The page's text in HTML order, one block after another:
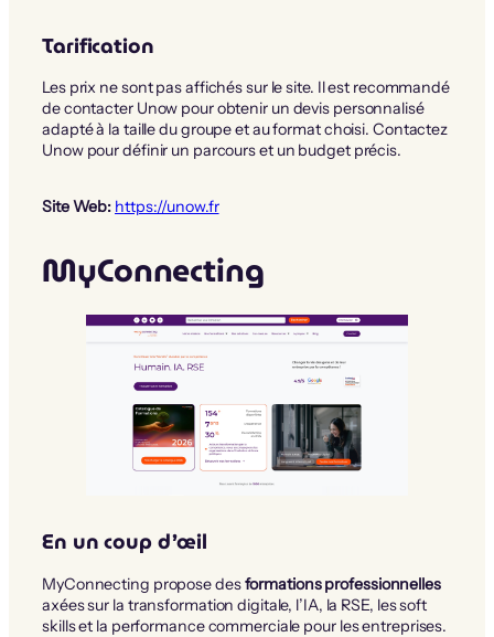
Tarification
Les prix ne sont pas affichés sur le site. Il est recommandé
de contacter Unow pour obtenir un devis personnalisé
adapté à la taille du groupe et au format choisi. Contactez
Unow pour définir un parcours et un budget précis.
Site Web: https://unow.fr
MyConnecting
En un coup d’œil
MyConnecting propose desformations professionnelles
axées sur la transformation digitale, l’IA, la RSE, les soft
skills et la performance commerciale pour les entreprises.